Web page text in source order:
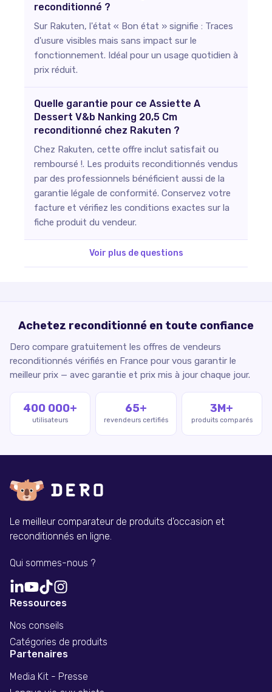
reconditionné ?
Sur Rakuten, l'état « Bon état » signifie : Traces
d'usure visibles mais sans impact sur le
fonctionnement. Idéal pour un usage quotidien à
prix réduit.
Quelle garantie pour ce Assiette A
Dessert V&b Nanking 20,5 Cm
reconditionné chez Rakuten ?
Chez Rakuten, cette offre inclut satisfait ou
remboursé !. Les produits reconditionnés vendus
par des professionnels bénéficient aussi de la
garantie légale de conformité. Conservez votre
facture et vérifiez les conditions exactes sur la
fiche produit du vendeur.
Voir plus de questions
Achetez reconditionné en toute confiance
Dero compare gratuitement les offres de vendeurs
reconditionnés vérifiés en France pour vous garantir le
meilleur prix — avec garantie et prix mis à jour chaque jour.
400 000+
utilisateurs
65+
revendeurs certifiés
3M+
produits comparés
Le meilleur comparateur de produits d'occasion et
reconditionnés en ligne.
Qui sommes-nous ?
Ressources
Nos conseils
Catégories de produits
Partenaires
Media Kit - Presse